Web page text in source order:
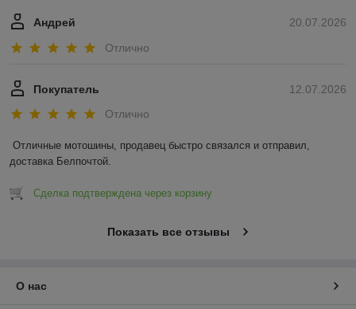
20.07.2026
Андрей
Отлично
12.07.2026
Покупатель
Отлично
Отличные мотошины, продавец быстро связался и отправил,
доставка Белпочтой.
Сделка подтверждена через корзину
Показать все отзывы
О нас